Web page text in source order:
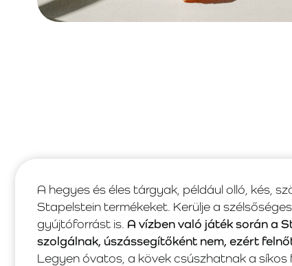
A hegyes és éles tárgyak, például olló, kés,
Stapelstein termékeket. Kerülje a
gyújtóforrást is. A vízben való játék során a
szolgálnak, úszássegítőként nem, ezért
Legyen óvatos, a kövek csúszhatnak a síkos